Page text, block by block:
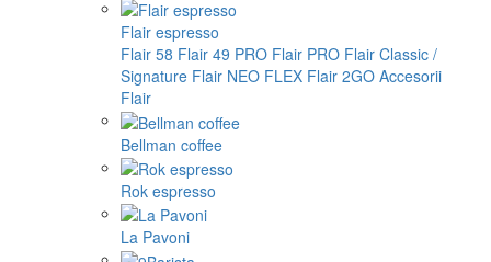
Flair espresso
Flair 58 Flair 49 PRO Flair PRO Flair Classic /
Signature Flair NEO FLEX Flair 2GO Accesorii
Flair
Bellman coffee
Rok espresso
La Pavoni